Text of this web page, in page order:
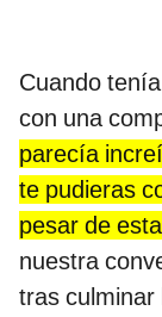
Cuando
con una
parecía
te pudieras
pesar de
nuestra
tras culminar